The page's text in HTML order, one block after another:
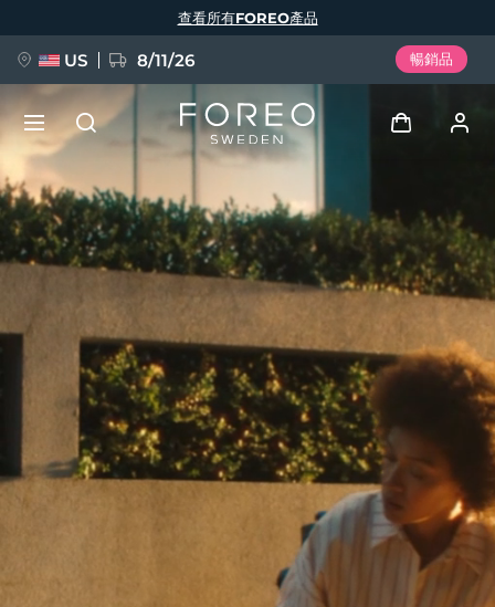
查看所有FOREO產品
US 8/11/26 暢銷品
用戶信息
我的設備
我的訂單
我的地址
我的訂閱
新品
FAQ™ Pure Beauty-Tech Elixir
BREAKING NEWS
issa™ Teeth Whitening Set
語言
Deutsch
Español
Français
Italiano
Português
Polski
Svenska
Русский
Türkçe
简体中文 繁體中文
預計送達日期 2026/8/11